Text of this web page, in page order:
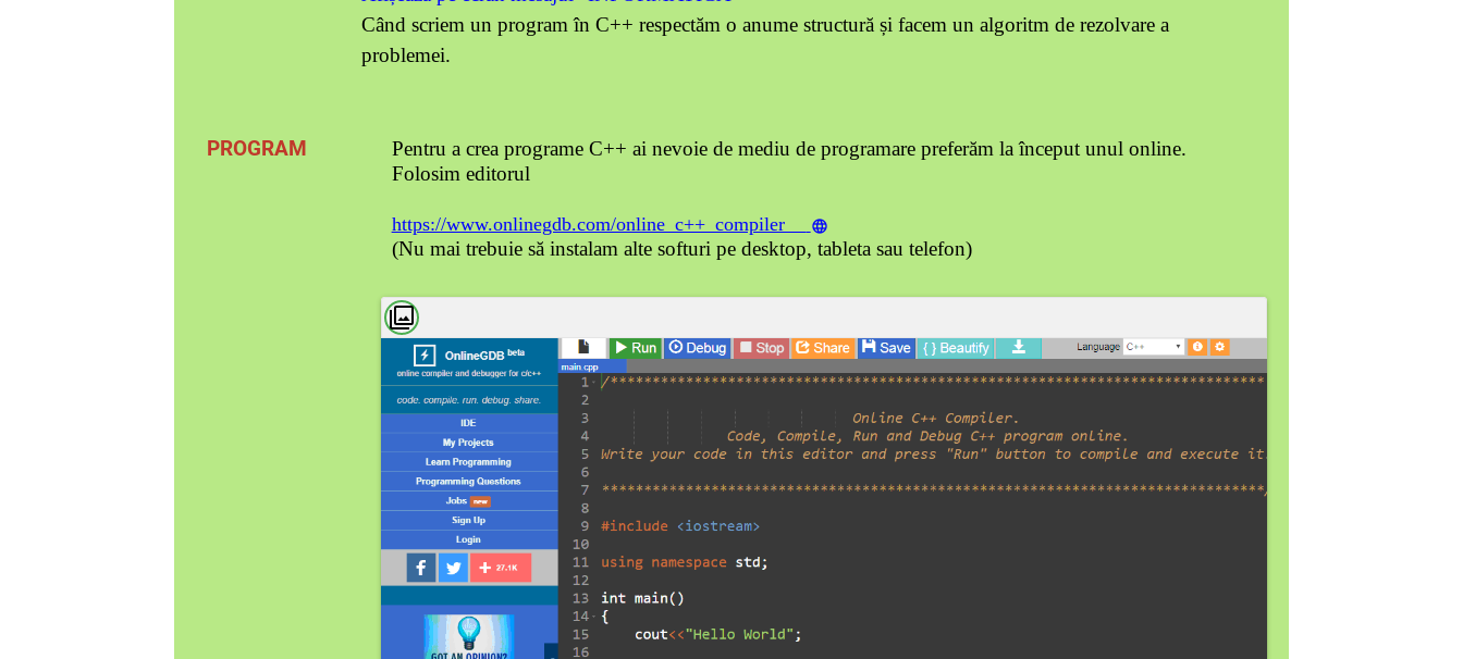
Când scriem un program în C++ respectăm o anume structură și facem un algoritm de rezolvare a
problemei.
PROGRAM
Pentru a crea programe C++ ai nevoie de mediu de programare preferăm la început unul online.
Folosim editorul
https://www.onlinegdb.com/online_c++_compiler
(Nu mai trebuie să instalam alte softuri pe desktop, tableta sau telefon)